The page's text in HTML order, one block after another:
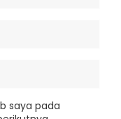
saya pada